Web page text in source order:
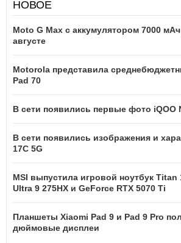
НОВОЕ
Moto G Max с аккумулятором 7000
августе
Motorola представила
Pad 70
В сети появились первые фото iQOO
В сети появились изображения и
17C 5G
MSI выпустила игровой ноутбук Titan
Ultra 9 275HX и GeForce RTX 5070 Ti
Планшеты Xiaomi Pad 9 и Pad 9 Pro
дюймовые дисплеи